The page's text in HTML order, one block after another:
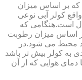
بر اساس میزان
کولر آبی نوعی
است.هنگامی که
اساس میزان رطوبت
محیط می شود.در
به کولر بیش تر باشد
دمای هوایی که از آن